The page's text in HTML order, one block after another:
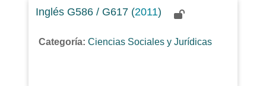
Inglés G586 / G617 (2011)
Categoría: Ciencias Sociales y Jurídicas